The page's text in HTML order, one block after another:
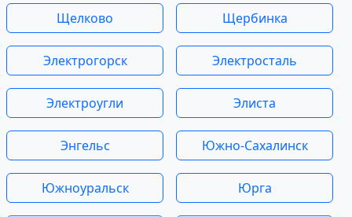
Щелково Щербинка
Электрогорск Электросталь
Электроугли Элиста
Энгельс Южно-Сахалинск
Южноуральск Юрга